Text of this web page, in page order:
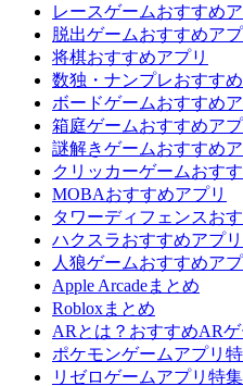
レースゲームおすすめ
脱出ゲームおすすめアプ
将棋おすすめアプリ
数独・ナンプレおすす
ボードゲームおすすめア
箱庭ゲームおすすめアプ
謎解きゲームおすすめア
クリッカーゲームおす
MOBAおすすめアプリ
タワーディフェンスお
ハクスラおすすめアプリ
人狼ゲームおすすめアプ
Apple Arcadeまとめ
Robloxまとめ
ARとは？おすすめAR
ポケモンゲームアプリ
リゼロゲームアプリ特集